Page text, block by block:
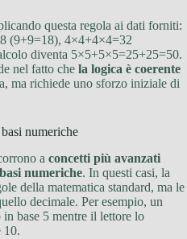
questa regola ai dati forniti:
(9+9=18), 4×4+4×4=32
diventa 5×5+5×5=25+25=50.
nel fatto che la logica è coerente
ma richiede uno sforzo iniziale di
numeriche
a concetti più avanzati
numeriche. In questi casi, la
della matematica standard, ma le
decimale. Per esempio, un
in base 5 mentre il lettore lo
10.